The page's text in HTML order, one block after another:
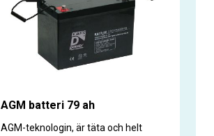
AGM batteri 79 ah
AGM-teknologin, är täta och helt